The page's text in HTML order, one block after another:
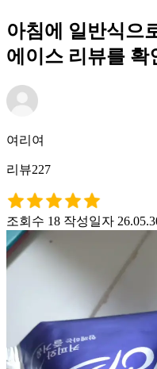
아침에 일반식으
에이스 리뷰를 확
여리여
리뷰227
조회수 18 작성일자